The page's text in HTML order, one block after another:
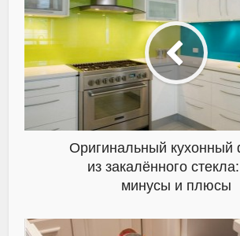
Оригинальный кухонный
из закалённого
минусы и плюсы